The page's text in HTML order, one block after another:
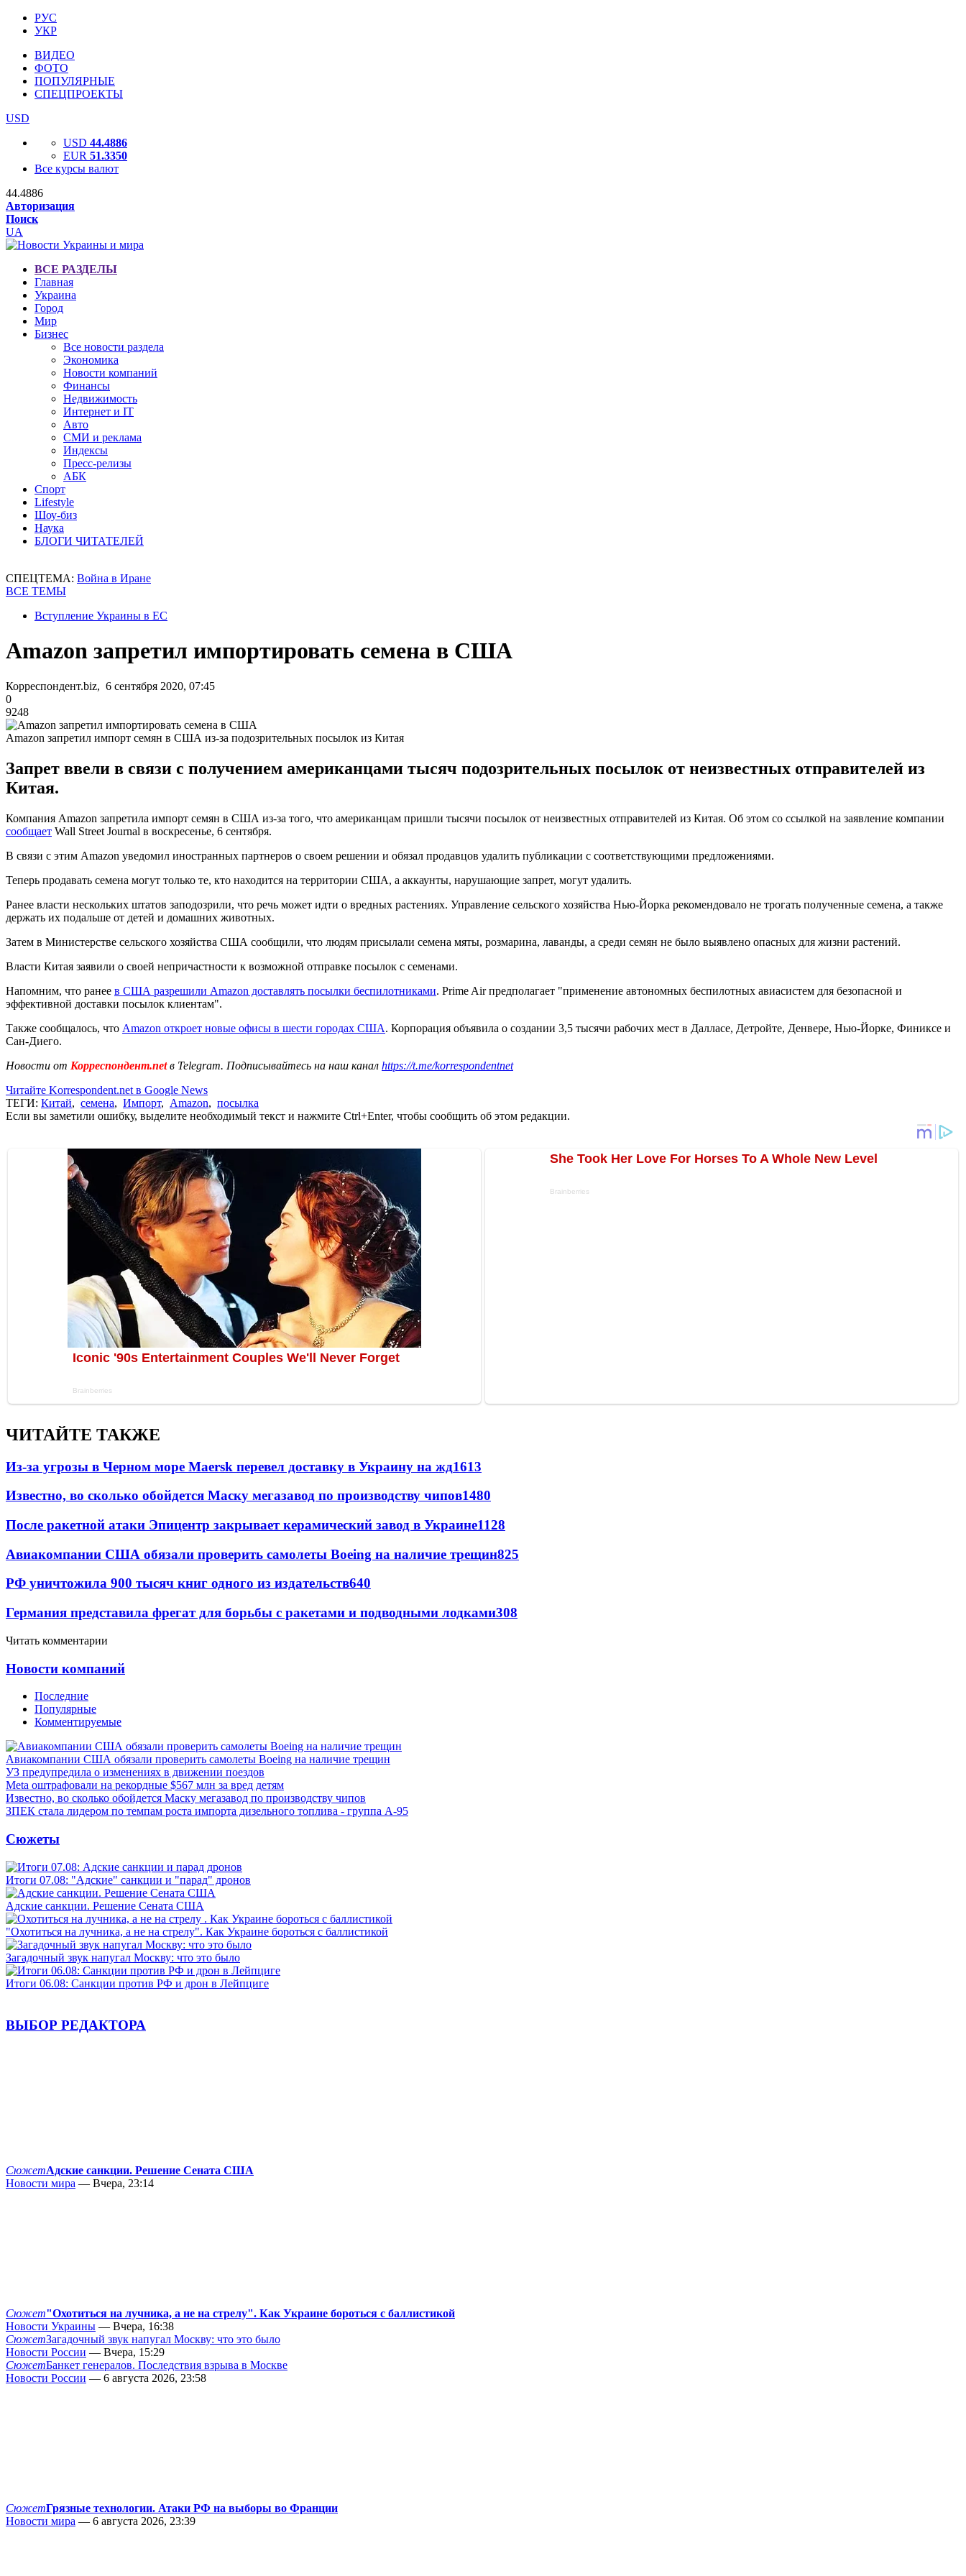
РУС
УКР
ВИДЕО
ФОТО
ПОПУЛЯРНЫЕ
СПЕЦПРОЕКТЫ
USD
USD 44.4886
EUR 51.3350
Все курсы валют
44.4886
Авторизация
Поиск
UA
ВСЕ РАЗДЕЛЫ
Главная
Украина
Город
Мир
Бизнес
Все новости раздела
Экономика
Новости компаний
Финансы
Недвижимость
Интернет и IT
Авто
СМИ и реклама
Индексы
Пресс-релизы
АБК
Спорт
Lifestyle
Шоу-биз
Наука
БЛОГИ ЧИТАТЕЛЕЙ
СПЕЦТЕМА: Война в Иране
ВСЕ ТЕМЫ
Вступление Украины в ЕС
Amazon запретил импортировать семена в США
Корреспондент.biz, 6 сентября 2020, 07:45
0
9248
Amazon запретил импорт семян в США из-за подозрительных посылок из Китая
Запрет ввели в связи с получением американцами тысяч подозрительных посылок от неизвестных отправителей из
Китая.
Компания Amazon запретила импорт семян в США из-за того, что американцам пришли тысячи посылок от неизвестных отправителей из Китая. Об этом со ссылкой на заявление компании
сообщает Wall Street Journal в воскресенье, 6 сентября.
В связи с этим Amazon уведомил иностранных партнеров о своем решении и обязал продавцов удалить публикации с соответствующими предложениями.
Теперь продавать семена могут только те, кто находится на территории США, а аккаунты, нарушающие запрет, могут удалить.
Ранее власти нескольких штатов заподозрили, что речь может идти о вредных растениях. Управление сельского хозяйства Нью-Йорка рекомендовало не трогать полученные семена, а также
держать их подальше от детей и домашних животных.
Затем в Министерстве сельского хозяйства США сообщили, что людям присылали семена мяты, розмарина, лаванды, а среди семян не было выявлено опасных для жизни растений.
Власти Китая заявили о своей непричастности к возможной отправке посылок с семенами.
Напомним, что ранее в США разрешили Amazon доставлять посылки беспилотниками. Prime Air предполагает "применение автономных беспилотных авиасистем для безопасной и
эффективной доставки посылок клиентам".
Также сообщалось, что Amazon откроет новые офисы в шести городах США. Корпорация объявила о создании 3,5 тысячи рабочих мест в Далласе, Детройте, Денвере, Нью-Йорке, Финиксе и
Сан-Диего.
Новости от Корреспондент.netв Telegram. Подписывайтесь на наш канал https://t.me/korrespondentnet
Читайте Korrespondent.net в Google News
ТЕГИ: Китай, семена, Импорт, Amazon, посылка
Если вы заметили ошибку, выделите необходимый текст и нажмите Ctrl+Enter, чтобы сообщить об этом редакции.
ЧИТАЙТЕ ТАКЖЕ
Из-за угрозы в Черном море Maersk перевел доставку в Украину на жд1613
Известно, во сколько обойдется Маску мегазавод по производству чипов1480
После ракетной атаки Эпицентр закрывает керамический завод в Украине1128
Авиакомпании США обязали проверить самолеты Boeing на наличие трещин825
РФ уничтожила 900 тысяч книг одного из издательств640
Германия представила фрегат для борьбы с ракетами и подводными лодками308
Читать комментарии
Новости компаний
Последние
Популярные
Комментируемые
Авиакомпании США обязали проверить самолеты Boeing на наличие трещин
УЗ предупредила о изменениях в движении поездов
Meta оштрафовали на рекордные $567 млн за вред детям
Известно, во сколько обойдется Маску мегазавод по производству чипов
ЗПЕК стала лидером по темпам роста импорта дизельного топлива - группа А-95
Сюжеты
Итоги 07.08: "Адские" санкции и "парад" дронов
Адские санкции. Решение Сената США
"Охотиться на лучника, а не на стрелу". Как Украине бороться с баллистикой
Загадочный звук напугал Москву: что это было
Итоги 06.08: Санкции против РФ и дрон в Лейпциге
ВЫБОР РЕДАКТОРА
СюжетАдские санкции. Решение Сената США
Новости мира — Вчера, 23:14
Сюжет"Охотиться на лучника, а не на стрелу". Как Украине бороться с баллистикой
Новости Украины — Вчера, 16:38
СюжетЗагадочный звук напугал Москву: что это было
Новости России — Вчера, 15:29
СюжетБанкет генералов. Последствия взрыва в Москве
Новости России — 6 августа 2026, 23:58
СюжетГрязные технологии. Атаки РФ на выборы во Франции
Новости мира — 6 августа 2026, 23:39